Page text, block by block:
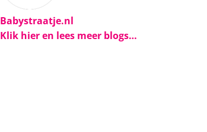
Babystraatje.nl
Klik hier en lees meer blogs…